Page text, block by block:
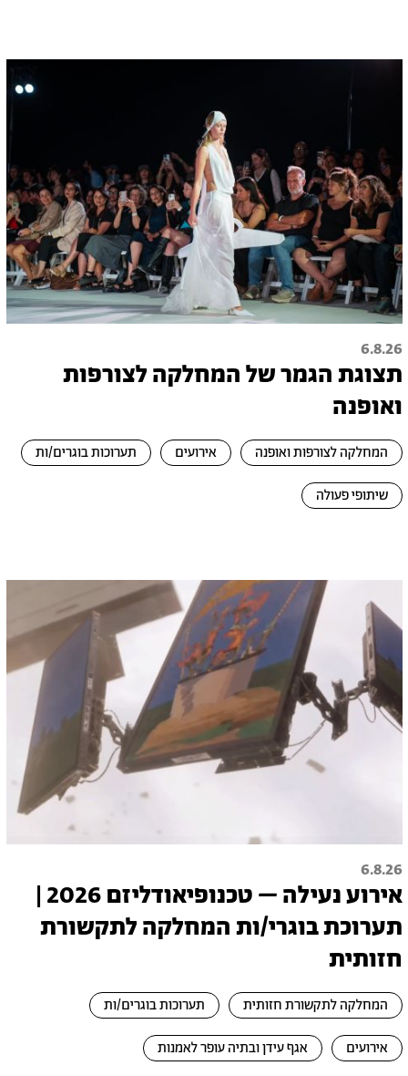
6.8.26
תצוגת הגמר של המחלקה לצורפות
ואופנה
המחלקה לצורפות ואופנה אירועים תערוכות בוגרים/ות
שיתופי פעולה
6.8.26
אירוע נעילה – טכנופיאודליזם 2026 |
תערוכת בוגרי/ות המחלקה לתקשורת
חזותית
המחלקה לתקשורת חזותית תערוכות בוגרים/ות
אירועים אגף עידן ובתיה עופר לאמנות